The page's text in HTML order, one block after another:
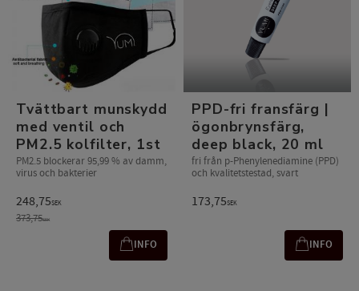
​Tvättbart munskydd
med ventil och
PM2.5 kolfilter, 1st
PM2.5 blockerar 95,99 % av damm,
virus och bakterier
248,75SEK
373,75SEK
INFO
PPD-fri fransfärg |
ögonbrynsfärg,
deep black, 20 ml
fri från p-Phenylenediamine (PPD)
och kvalitetstestad, svart
173,75SEK
INFO